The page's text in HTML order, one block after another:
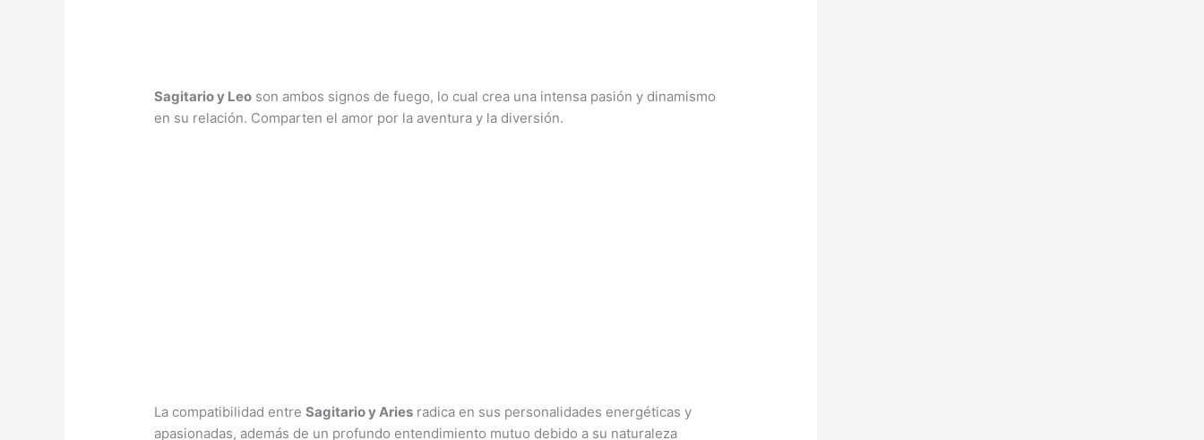
Sagitario y Leo son ambos signos de fuego, lo cual crea una intensa pasión y dinamismo
en su relación. Comparten el amor por la aventura y la diversión.
La compatibilidad entreSagitario y Aries radica en sus personalidades energéticas y
apasionadas, además de un profundo entendimiento mutuo debido a su naturaleza